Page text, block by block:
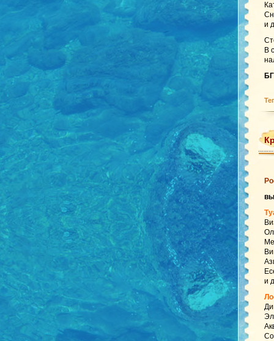
и
В
БГ
и